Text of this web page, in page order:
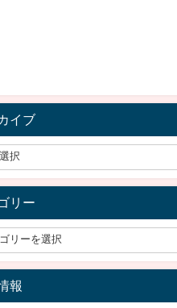
イブ
リー
報